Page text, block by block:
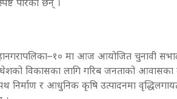
पारेका छन् ।
मा आज आयोजित चुनावी
विकासका लागि गरिब जनताको आवासका
निर्माण र आधुनिक कृषि उत्पादनमा